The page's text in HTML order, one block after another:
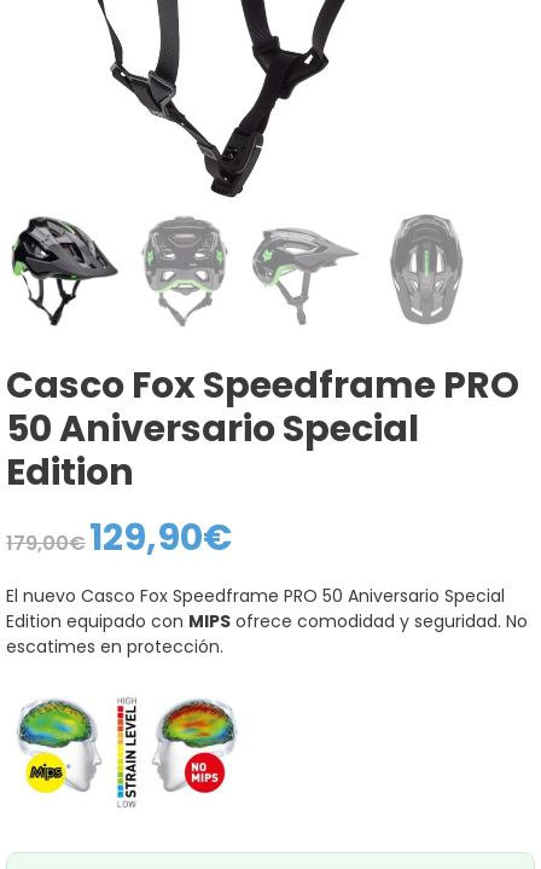
Casco Fox Speedframe PRO
50 Aniversario Special
Edition
179,00€
El
precio
era:
179,00€.
129,90€El
precio
es:
129,90€.
El nuevo Casco Fox Speedframe PRO 50 Aniversario Special
Edition equipado con MIPS ofrece comodidad y seguridad. No
escatimes en protección.